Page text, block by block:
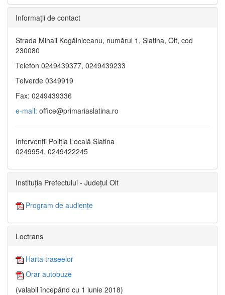
Informaţii de contact
Strada Mihail Kogălniceanu, numărul 1, Slatina, Olt, cod
230080
Telefon 0249439377, 0249439233
Telverde 0349919
Fax: 0249439336
e-mail: office@primariaslatina.ro
Intervenții Poliția Locală Slatina
0249954, 0249422245
Instituția Prefectului - Județul Olt
Program de audiențe
Loctrans
Harta traseelor
Orar autobuze
(valabil începând cu 1 iunie 2018)